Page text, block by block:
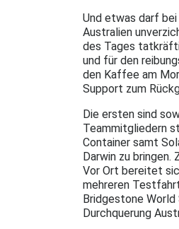
Und etwas darf
Australien
des Tages
und für den
den Kaffee am
Support zum
Die ersten sind
Teammitgliedern
Container samt
Darwin zu
Vor Ort bereitet
mehreren
Bridgestone World
Durchquerung